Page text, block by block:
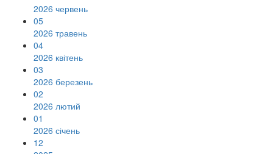
2026 червень
05
2026 травень
04
2026 квітень
03
2026 березень
02
2026 лютий
01
2026 січень
12